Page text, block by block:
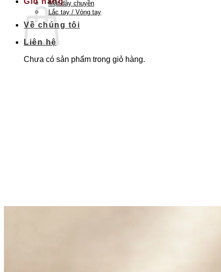
Chưa có sản phẩm trong giỏ hàng.
Mặt dây chuyền
Lắc tay / Vòng tay
Về chúng tôi
Liên hệ